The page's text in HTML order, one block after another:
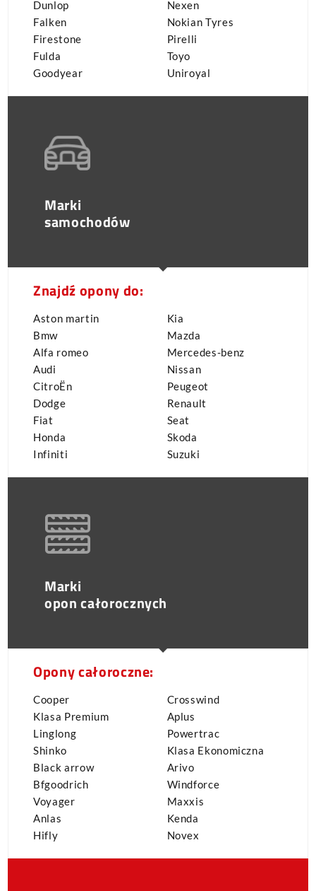
Dunlop
Falken
Firestone
Fulda
Goodyear
Nexen
Nokian Tyres
Pirelli
Toyo
Uniroyal
Marki
samochodów
Znajdź opony do:
Aston martin
Bmw
Alfa romeo
Audi
CitroËn
Dodge
Fiat
Honda
Infiniti
Kia
Mazda
Mercedes-benz
Nissan
Peugeot
Renault
Seat
Skoda
Suzuki
Opony całoroczne:
Cooper
Klasa Premium
Linglong
Shinko
Black arrow
Bfgoodrich
Voyager
Anlas
Hifly
Crosswind
Aplus
Powertrac
Klasa Ekonomiczna
Arivo
Windforce
Maxxis
Kenda
Novex
Marki
opon całorocznych